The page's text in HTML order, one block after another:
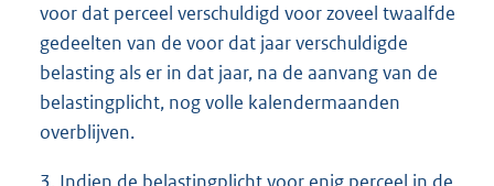
voor dat perceel verschuldigd voor zoveel twaalfde
gedeelten van de voor dat jaar verschuldigde
belasting als er in dat jaar, na de aanvang van de
belastingplicht, nog volle kalendermaanden
overblijven.